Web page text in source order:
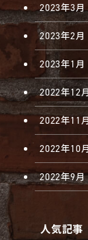
2023年3月
2023年2月
2023年1月
2022年12
2022年11
2022年10月
2022年9月
人気記事